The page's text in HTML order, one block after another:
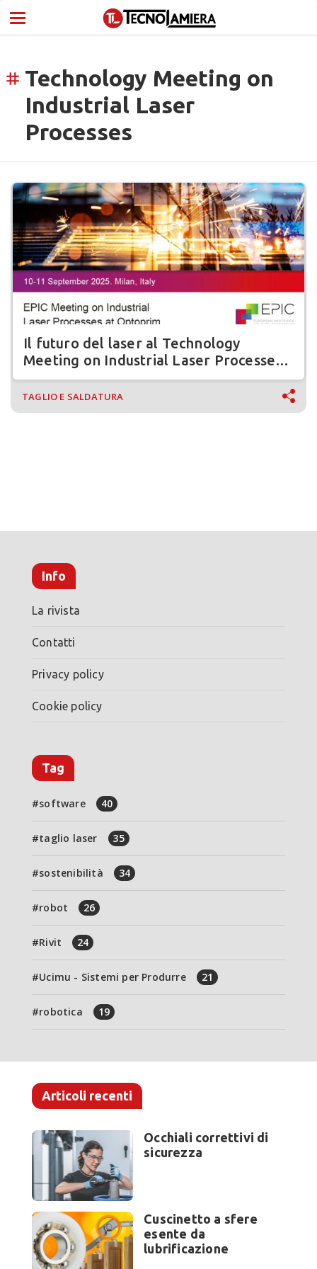
tag Technology Meeting on
Industrial Laser
Processes
Il futuro del laser al Technology
Meeting on Industrial Laser Processes
2025
TAGLIO E SALDATURA
Info
La rivista
Contatti
Privacy policy
Cookie policy
Tag
software 40
taglio laser 35
sostenibilità 34
robot 26
Rivit 24
Ucimu - Sistemi per Produrre 21
robotica 19
Articoli recenti
Occhiali correttivi di
sicurezza
Cuscinetto a sfere
esente da
lubrificazione